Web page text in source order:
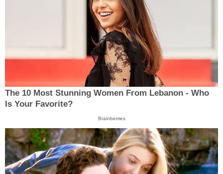
The 10 Most Stunning Women From Lebanon - Who
Is Your Favorite?
Brainberries